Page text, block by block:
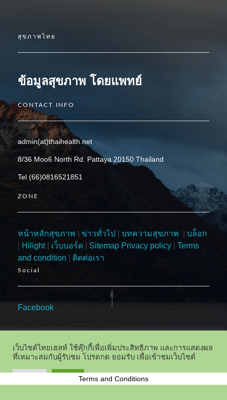
สุขภาพไทย
ข้อมูลสุขภาพ โดยแพทย์
CONTACT INFO
admin(at)thaihealth.net
8/36 Moo6 North Rd. Pattaya 20150 Thailand
Tel (66)0816521851
ZONE
หน้าหลักสุขภาพ ข่าวทั่วไป บทความสุขภาพ
บล็อก
Hilight| เว็บบอร์ด Sitemap Privacy policy
Terms
and condition
ติดต่อเรา
Social
Facebook
เว็บไซต์ไทยเฮลท์ ใช้คุ๊กกี้เพื่อเพิ่มประสิทธิภาพ และการแสดงผล
ที่เหมาะสมกับผู้รับชม โปรดกด ยอมรับ เพื่อเข้าชมเว็บไซต์
Terms and Conditions